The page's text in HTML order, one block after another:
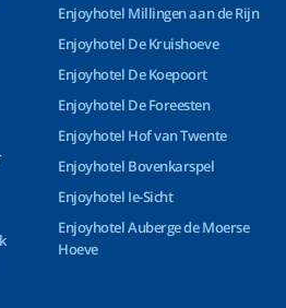
Enjoyhotel Millingen aan de Rijn
Enjoyhotel De Kruishoeve
Enjoyhotel De Koepoort
Enjoyhotel De Foreesten
Enjoyhotel Hof van Twente
Enjoyhotel Bovenkarspel
Enjoyhotel Ie-Sicht
Enjoyhotel Auberge de Moerse
Hoeve